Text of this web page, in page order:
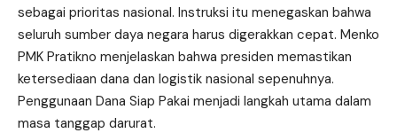
sebagai prioritas nasional. Instruksi itu menegaskan bahwa
seluruh sumber daya negara harus digerakkan cepat. Menko
PMK Pratikno menjelaskan bahwa presiden memastikan
ketersediaan dana dan logistik nasional sepenuhnya.
Penggunaan Dana Siap Pakai menjadi langkah utama dalam
masa tanggap darurat.